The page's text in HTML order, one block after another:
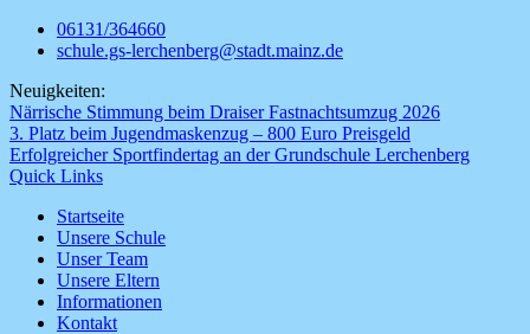
Skip
06131/364660
schule.gs-lerchenberg@stadt.mainz.de
Neuigkeiten:
Närrische Stimmung beim Draiser Fastnachtsumzug 2026
3. Platz beim Jugendmaskenzug – 800 Euro Preisgeld
Erfolgreicher Sportfindertag an der Grundschule Lerchenberg
Quick Links
Startseite
Unsere Schule
Unser Team
Unsere Eltern
Informationen
Kontakt